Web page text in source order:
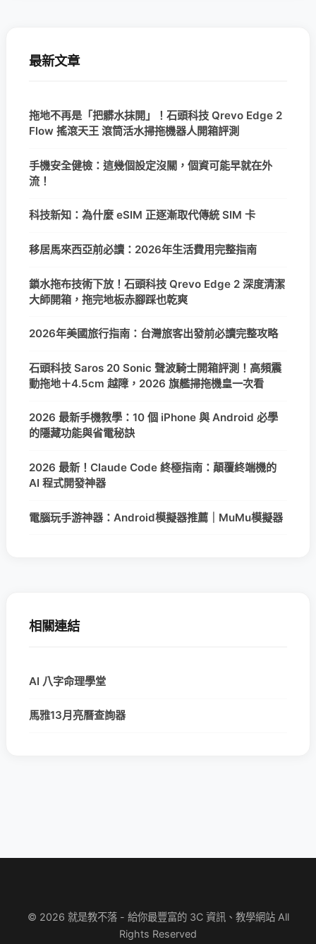
最新文章
拖地不再是「把髒水抹開」！石頭科技 Qrevo Edge 2
Flow 搖滾天王 滾筒活水掃拖機器人開箱評測
手機安全健檢：這幾個設定沒關，個資可能早就在外
流！
科技新知：為什麼 eSIM 正逐漸取代傳統 SIM 卡
移居馬來西亞前必讀：2026年生活費用完整指南
鎖水拖布技術下放！石頭科技 Qrevo Edge 2 深度清潔
大師開箱，拖完地板赤腳踩也乾爽
2026年美國旅行指南：台灣旅客出發前必讀完整攻略
石頭科技 Saros 20 Sonic 聲波騎士開箱評測！高頻震
動拖地＋4.5cm 越障，2026 旗艦掃拖機皇一次看
2026 最新手機教學：10 個 iPhone 與 Android 必學
的隱藏功能與省電秘訣
2026 最新！Claude Code 終極指南：顛覆終端機的
AI 程式開發神器
電腦玩手游神器：Android模擬器推薦｜MuMu模擬器
相關連結
AI 八字命理學堂
馬雅13月亮曆查詢器
© 2026 就是教不落 - 給你最豐富的 3C 資訊、教學網站 All
Rights Reserved